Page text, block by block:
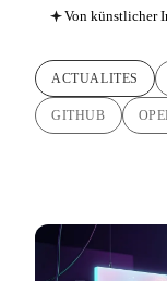
Von künstlicher
ACTUALITES
GITHUB